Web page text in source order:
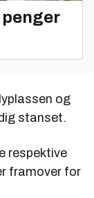
og
stanset.
respektive
framover for